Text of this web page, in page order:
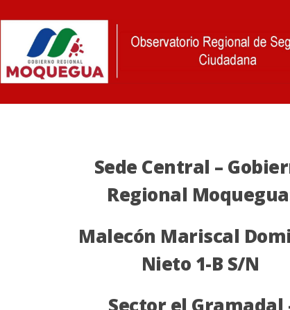
Sede Central –
Regional
Malecón Mariscal
Nieto 1-B S/N